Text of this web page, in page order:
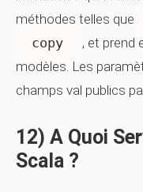
méthodes telles que
copy
, et prend
modèles. Les
champs val publics
12) A Quoi
Scala ?